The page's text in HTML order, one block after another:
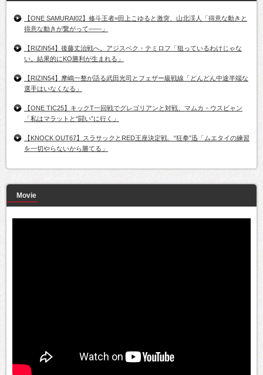
【ONE SAMURAI02】修斗王者=田上こゆると激突、山北渓人「得意な動きと
得意な動きが繋がって――」
【RIZIN54】後藤丈治戦へ。アジスベク・テミロフ「狙っているわけじゃな
い。結果的にKO勝利が生まれる」
【RIZIN54】摩嶋一整が語る武田光司とフェザー級戦線「どんどん中途半端な
選手はいなくなる」
【ONE TIC25】キックT一回戦でグレゴリアンと対戦、マムカ・ウスビャン
「私はマラットと“闘い”に行く」
【KNOCK OUT67】スラサックとRED王座決定戦、“狂拳”迅「ムエタイの練習
を一切やらないから勝てる」
Movie